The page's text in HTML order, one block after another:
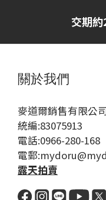
交期
關於我們
麥道爾銷售有限公
統編:83075913
電話:0966-280-168
電郵
露天拍賣